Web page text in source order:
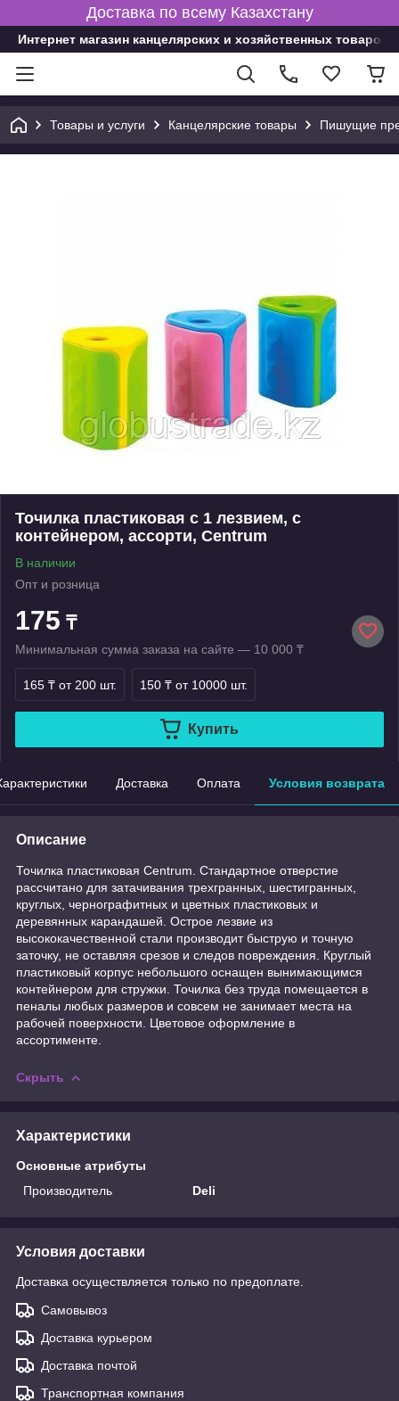
Доставка по всему Казахстану
Интернет магазин канцелярских и хозяйственных товаров
Товары и услуги Канцелярские товары Пишущие
Точилка пластиковая с 1 лезвием, с
контейнером, ассорти, Centrum
В наличии
Опт и розница
175 ₸
Минимальная сумма заказа на сайте — 10 000 ₸
165 ₸ от 200 шт. 150 ₸ от 10000 шт.
Купить
Доставка Оплата Условия возврата
Описание
Точилка пластиковая Centrum. Стандартное отверстие
рассчитано для затачивания трехгранных, шестигранных,
круглых, чернографитных и цветных пластиковых и
деревянных карандашей. Острое лезвие из
высококачественной стали производит быструю и точную
заточку, не оставляя срезов и следов повреждения. Круглый
пластиковый корпус небольшого оснащен вынимающимся
контейнером для стружки. Точилка без труда помещается в
пеналы любых размеров и совсем не занимает места на
рабочей поверхности. Цветовое оформление в
ассортименте.
Скрыть
Характеристики
Основные атрибуты
Производитель
Deli
Условия доставки
Доставка осуществляется только по предоплате.
Самовывоз
Доставка курьером
Доставка почтой
Транспортная компания